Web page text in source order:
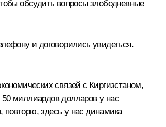
обсудить вопросы злободневные
и договорились увидеться.
связей с Киргизстаном,
миллиардов долларов у нас
повторю, здесь у нас динамика